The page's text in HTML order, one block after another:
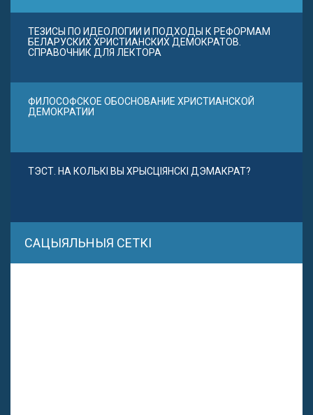
ТЕЗИСЫ ПО ИДЕОЛОГИИ И ПОДХОДЫ К РЕФОРМАМ
БЕЛАРУСКИХ ХРИСТИАНСКИХ ДЕМОКРАТОВ.
СПРАВОЧНИК ДЛЯ ЛЕКТОРА
ФИЛОСОФСКОЕ ОБОСНОВАНИЕ ХРИСТИАНСКОЙ
ДЕМОКРАТИИ
ТЭСТ. НА КОЛЬКІ ВЫ ХРЫСЦІЯНСКІ ДЭМАКРАТ?
САЦЫЯЛЬНЫЯ СЕТКІ